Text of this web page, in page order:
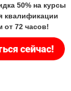
50% на курсы
квалификации
от 72 часов!